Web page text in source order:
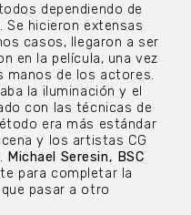
dependiendo de
Se hicieron extensas
casos, llegaron a ser
en la película, una vez
manos de los actores.
la iluminación y el
con las técnicas de
era más estándar
y los artistas CG
Michael Seresin, BSC
para completar la
pasar a otro